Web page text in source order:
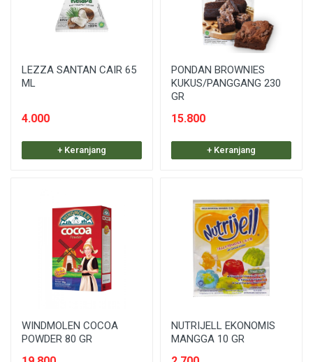
LEZZA SANTAN CAIR 65
ML
4.000
+ Keranjang
PONDAN BROWNIES
KUKUS/PANGGANG 230
GR
15.800
+ Keranjang
WINDMOLEN COCOA
POWDER 80 GR
NUTRIJELL EKONOMIS
MANGGA 10 GR